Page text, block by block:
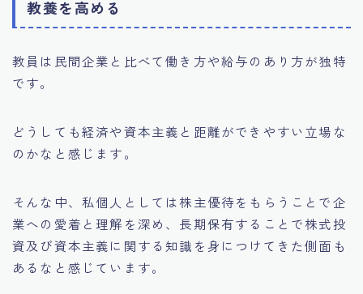
教養を高める
教員は民間企業と比べて働き方や給与のあり方が独特
です。
どうしても経済や資本主義と距離ができやすい立場な
のかなと感じます。
そんな中、私個人としては株主優待をもらうことで企
業への愛着と理解を深め、長期保有することで株式投
資及び資本主義に関する知識を身につけてきた側面も
あるなと感じています。